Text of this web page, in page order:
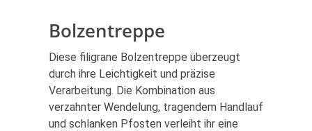
Bolzentreppe
Diese filigrane Bolzentreppe überzeugt
durch ihre Leichtigkeit und präzise
Verarbeitung. Die Kombination aus
verzahnter Wendelung, tragendem Handlauf
und schlanken Pfosten verleiht ihr eine